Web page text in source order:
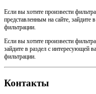
Если вы хотите произвести
представленным на сайте, зайдите
фильтрации.
Если вы хотите произвести
зайдите в раздел с интересующей
фильтрации.
Контакты